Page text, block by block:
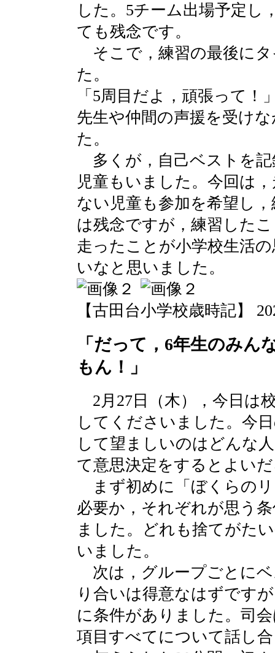
した。5チーム出場予定し
ても残念です。
そこで，練習の最後に
た。
「5周目だよ，頑張って
先生や仲間の声援を受け
た。
多くが，自己ベストを
児童もいました。今回は
ない児童も参加を希望し
は残念ですが，練習した
走ったことが小学校生活
いなと思いました。
【古田台小学校歳時記】
「だって，6年生のみん
もん！」
2月27日（木），今日は
してくださいました。今
して望ましいのはどんな
て意思決定をするとよい
まず初めに「ぼくらの
必要か，それぞれが思う
ました。どれも捨てがた
いました。
次は，グループごとに
り合いは得意なはずです
に条件がありました。司
項目すべてについて話し